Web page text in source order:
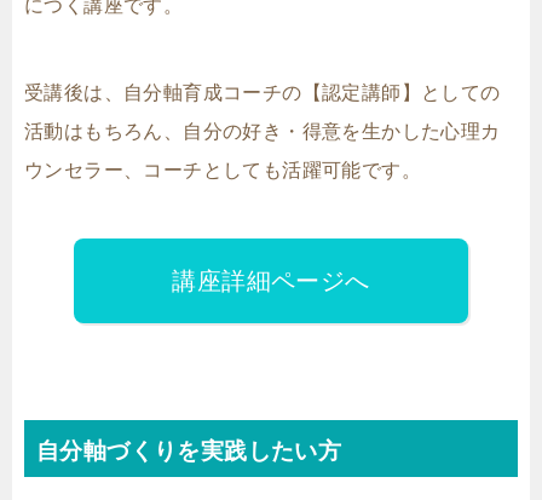
につく講座です。
受講後は、自分軸育成コーチの【認定講師】としての
活動はもちろん、自分の好き・得意を生かした心理カ
ウンセラー、コーチとしても活躍可能です。
講座詳細ページへ
自分軸づくりを実践したい方